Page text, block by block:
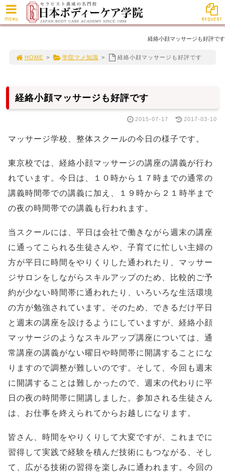
経絡小顔マッサージも好評です
HOME > 学院マメ知識 > 経絡小顔マッサージも好評です
経絡小顔マッサージも好評です
2015-07-17 2017-03-10
マッサージ学校、整体スクールの今日の様子です。
東京校では、経絡小顔マッサージの講座の講義が行わ
れています。今日は、１０時から１７時までの通常の
講義時間帯での講義に加え、１９時から２１時半まで
の夜の時間帯での講義も行われます。
当スクールには、平日は会社で働きながら週末の講座
に通ってこられる生徒さんや、子育てに忙しい主婦の
方が平日に時間をやりくりした通われたり、マッサー
ジサロンをしながらスキルアップのため、比較的ご予
約が少ない時間帯に通われたり、いろいろな生活環境
の方が勉強されています。そのため、できるだけ平日
と週末の講座を設けるようにしていますが、経絡小顔
マッサージのようなスキルアップ講座については、通
常講座の講義がない曜日や時間帯に開講することにな
りますので調整が難しいのです。そして、今回も週末
に開講することは難しかったので、週末の代わりに平
日の夜の時間帯に開講しました。参加される生徒さん
は、お仕事を終えられてからお越しになります。
皆さん、時間をやりくりして大変ですが、これまでに
習得して実践で経験を積んだ技術にもつながる、そし
て、広がる技術の習得を楽しみに通われます。今回の
MENU REQUEST